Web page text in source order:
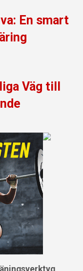
En smart
Väg till